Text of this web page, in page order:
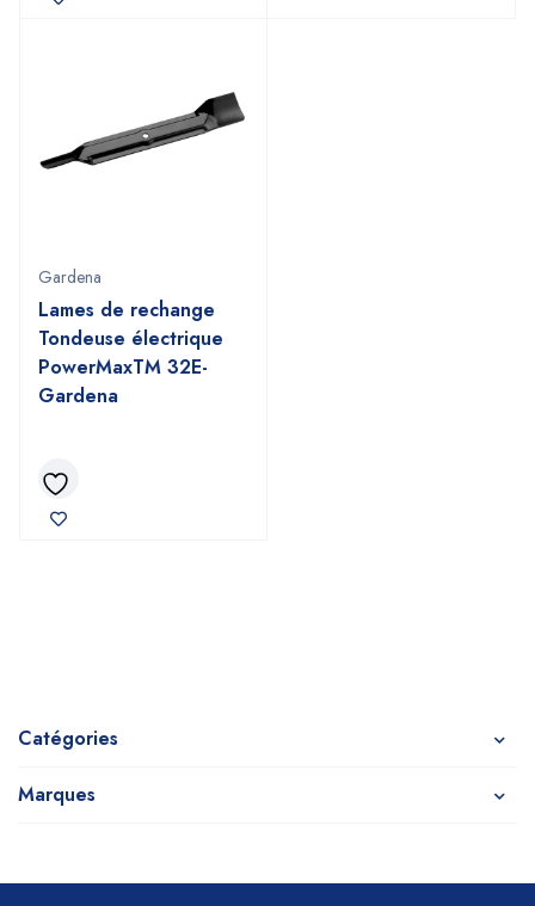
Catégories
Marques
Gardena
Lames de rechange
Tondeuse électrique
PowerMaxTM 32E-
Gardena